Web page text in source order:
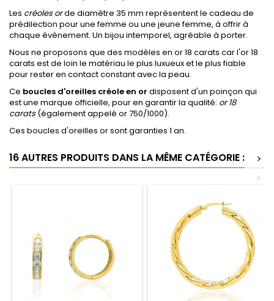
Les créoles orde diamètre 35 mm représentent le cadeau de
prédilection pour une femme ou une jeune femme, à offrir à
chaque évènement. Un bijou intemporel, agréable à porter.
Nous ne proposons que des modèles en or 18 carats car l'or 18
carats est de loin le matériau le plus luxueux et le plus fiable
pour rester en contact constant avec la peau.
Ce boucles d'oreilles créole en or disposent d'un poinçon qui
est une marque officielle, pour en garantir la qualité: or 18
carats(également appelé or 750/1000).
Ces boucles d'oreilles or sont garanties 1 an.
16 AUTRES PRODUITS DANS LA MÊME CATÉGORIE :
>
<